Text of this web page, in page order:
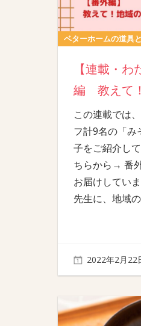
ベターホームの道具
【連載・
編 教えて
この連載では
フ計9名の「み
子をご紹介し
ちらから→ 番
お届けしてい
先生に、地域
2022年2月22